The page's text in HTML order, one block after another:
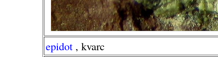
epidot , kvarc